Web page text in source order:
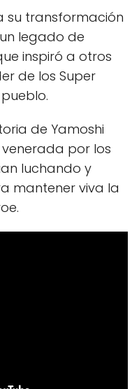
su transformación
legado de
inspiró a otros
de los Super
de Yamoshi
por los
luchando y
mantener viva la